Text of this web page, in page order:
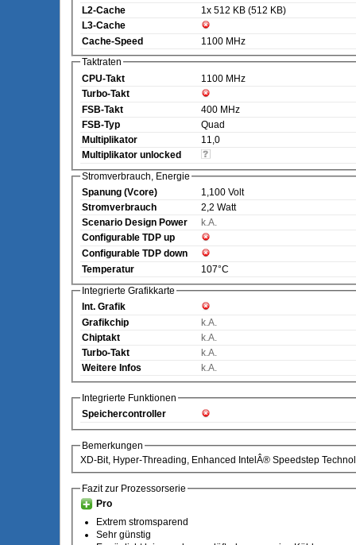
L2-Cache
1x 512 KB (512 KB)
L3-Cache
Cache-Speed
1100 MHz
Taktraten
CPU-Takt
1100 MHz
Turbo-Takt
FSB-Takt
400 MHz
FSB-Typ
Quad
Multiplikator
11,0
Multiplikator unlocked
Stromverbrauch, Energie
Spanung (Vcore)
1,100 Volt
Stromverbrauch
2,2 Watt
Scenario Design Power
k.A.
Configurable TDP up
Configurable TDP down
Temperatur
107°C
Integrierte Grafikkarte
Int. Grafik
Grafikchip
k.A.
Chiptakt
k.A.
Turbo-Takt
k.A.
Weitere Infos
k.A.
Integrierte Funktionen
Speichercontroller
Bemerkungen
XD-Bit, Hyper-Threading, Enhanced IntelÂ® Speedstep
Fazit zur Prozessorserie
Pro
Extrem stromsparend
Sehr günstig